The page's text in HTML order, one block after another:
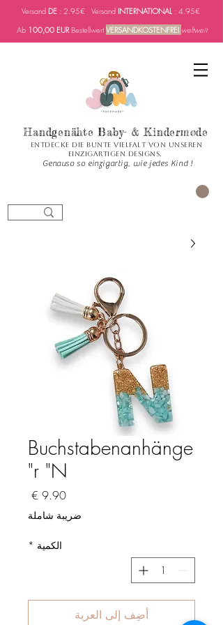
Versand DE : 2.95€ Versand INTERNATIONAL : 4.95€
Ab 100,00 EURBestellwertVERSANDKOSTENFREI weltweit
Handgenähte Baby- & Kindermode
Entdecke die bunte Vielfalt von unseren
einzigartigen Designs.
Genauso so einzigartig, wie jedes Kind !
Buchstabenanhänge
r "N"
السعر
ضريبة شاملة
الكمية *
أضِف إلى العربة